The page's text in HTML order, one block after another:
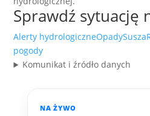
Sprawdź sytuację
Alerty hydrologiczneOpadySusza
pogody
Komunikat i źródło danych
NA ŻYWO